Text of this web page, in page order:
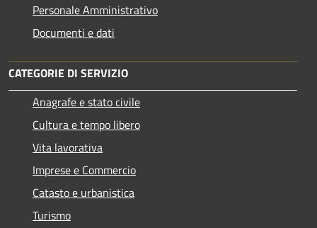
Personale Amministrativo
Documenti e dati
CATEGORIE DI SERVIZIO
Anagrafe e stato civile
Cultura e tempo libero
Vita lavorativa
Imprese e Commercio
Catasto e urbanistica
Turismo